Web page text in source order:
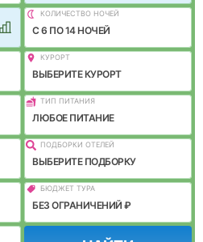
КОЛИЧЕСТВО НОЧЕЙ
C 6 ПО 14 НОЧЕЙ
КУРОРТ
ВЫБЕРИТЕ КУРОРТ
ТИП ПИТАНИЯ
ЛЮБОЕ ПИТАНИЕ
ПОДБОРКИ ОТЕЛЕЙ
ВЫБЕРИТЕ ПОДБОРКУ
БЮДЖЕТ ТУРА
БЕЗ ОГРАНИЧЕНИЙ ₽